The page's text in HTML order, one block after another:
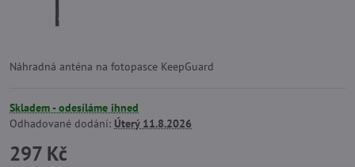
Náhradná anténa na fotopasce KeepGuard
Skladem - odesíláme ihned
Odhadované dodání: Úterý11.8.2026
297 Kč